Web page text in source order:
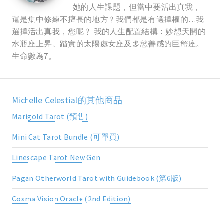
她的人生課題，但當中要活出真我，
還是集中修練不擅長的地方﹖我們都是有選擇權的…我
選擇活出真我，您呢﹖ 我的人生配置結構︰妙想天開的
水瓶座上昇、踏實的太陽處女座及多愁善感的巨蟹座。
生命數為7。
Michelle Celestial的其他商品
Marigold Tarot (預售)
Mini Cat Tarot Bundle (可單買)
Linescape Tarot New Gen
Pagan Otherworld Tarot with Guidebook (第6版)
Cosma Vision Oracle (2nd Edition)